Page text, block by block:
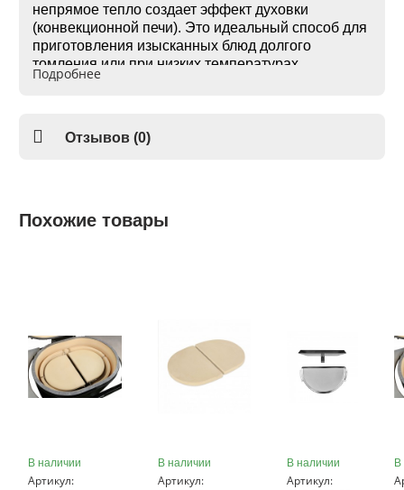
непрямое тепло создает эффект духовки
(конвекционной печи). Это идеальный способ для
приготовления изысканных блюд долгого
томления или при низких температурах,
совместно используя "голландскую духовку".
можно использовать в сочетании с керамическим
Подробнее
Отзывов (0)
Похожие товары
В наличии
Артикул:
В наличии
Артикул:
В наличии
Артикул:
В